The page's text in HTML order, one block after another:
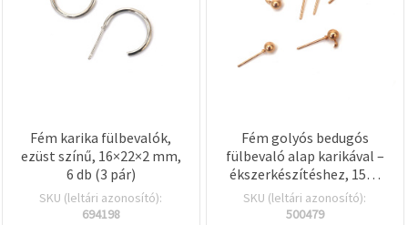
Fém karika fülbevalók,
ezüst színű, 16×22×2 mm,
6 db (3 pár)
SKU (leltári azonosító):
694198
Fém golyós bedugós
fülbevaló alap karikával –
ékszerkészítéshez, 15×6
mm, furat: 1,5 mm, arany
szín – 10 db
SKU (leltári azonosító):
500479